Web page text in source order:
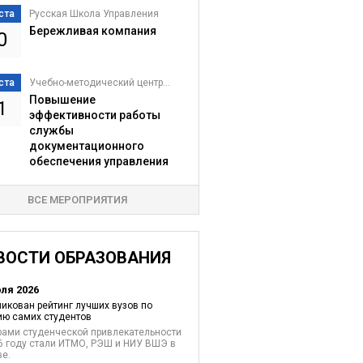
Русская Школа Управления
Бережливая компания
Учебно-методический центр...
Повышение
эффективности работы
службы
документационного
обеспечения управления
ВСЕ МЕРОПРИЯТИЯ
ОБРАЗОВАНИЯ
2026
рейтинг лучших вузов по
самих студентов
студенческой привлекательности
году стали ИТМО, РЭШ и НИУ ВШЭ в